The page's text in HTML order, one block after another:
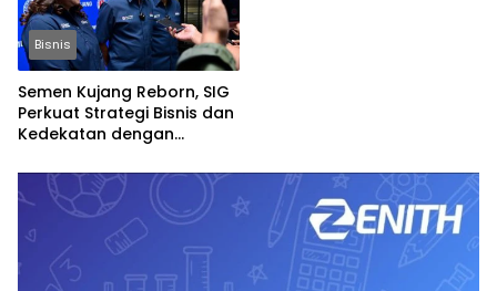
Bisnis
Semen Kujang Reborn, SIG
Perkuat Strategi Bisnis dan
Kedekatan dengan